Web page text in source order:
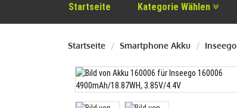
Startseite Kategorie Wählen
Startseite Smartphone Akku Inseego